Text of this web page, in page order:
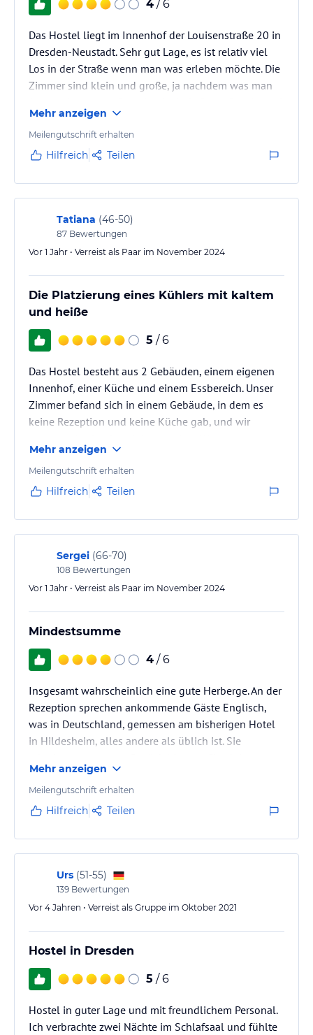
oder als Komfortzimmer,
Region in verschiedenen Sprachen, Spielesammlungen für jedes
Alter,
- eine komplett eingerichtete Küche zur Selbstverpflegung (zum
Kochen, Backen, Braten, etc.),
- tagsüber gratis verschiedene Tee- und Zuckersorten mit Gebäck
Hinweis: Allgemeine und unverbindliche
ohne Gewähr und ohne Prüfung durch HolidayCheck. Bitte
lies vor der Buchung die verbindlichen Angebotsdetailsdes
jeweiligen Veranstalters.
4 / 6
Das Hostel liegt im Innenhof der Louisenstraße 20 in
Dresden-Neustadt. Sehr gut Lage, es ist relativ viel
Los in der Straße wenn man was erleben möchte. Die
Zimmer sind klein und große, ja nachdem was man
dem Flur. Alles sehr sauber. Freundlicher check in und
checke out.
Mehr anzeigen
Meilengutschrift erhalten
Hilfreich Teilen
Tatiana (46-50)
87 Bewertungen
Vor 1 Jahr • Verreist als Paar im November 2024
Die Platzierung eines Kühlers mit kaltem
und heiße
5 / 6
Das Hostel besteht aus 2 Gebäuden, einem eigenen
Innenhof, einer Küche und einem Essbereich. Unser
Zimmer befand sich in einem Gebäude, in dem es
keine Rezeption und keine Küche gab, und wir
überqueren. Auf der Etage befinden sich 2 Blöcke mit
jeweils 4 Zimmern und 1 Badezimmer, es gibt weder
einen Wasserkocher noch einen Boiler. Obwohl es
Spaziergang im November mit heißem Tee in Ihrem
Zimmer aufzuwärmen.
Mehr anzeigen
Meilengutschrift erhalten
Hilfreich Teilen
Sergei (66-70)
108 Bewertungen
Vor 1 Jahr • Verreist als Paar im November 2024
Mindestsumme
4 / 6
Insgesamt wahrscheinlich eine gute Herberge. An der
Rezeption sprechen ankommende Gäste Englisch,
was in Deutschland, gemessen am bisherigen Hotel
in Hildesheim, alles andere als üblich ist. Sie
lassen (wir kamen gegen 11 Uhr aus Leipzig an),
zeigten uns, wo sich die Küche und der gemeinsame
Gästebereich im zweiten Stock befanden, und
Sachen am Abreisetag zurückzulassen, da unser Zug
nach Prag um 19:00 Uhr abfuhr. Das…
Mehr anzeigen
Meilengutschrift erhalten
Hilfreich Teilen
Urs (51-55)
139 Bewertungen
Vor 4 Jahren • Verreist als Gruppe im Oktober 2021
Hostel in Dresden
5 / 6
Hostel in guter Lage und mit freundlichem Personal.
Ich verbrachte zwei Nächte im Schlafsaal und fühlte